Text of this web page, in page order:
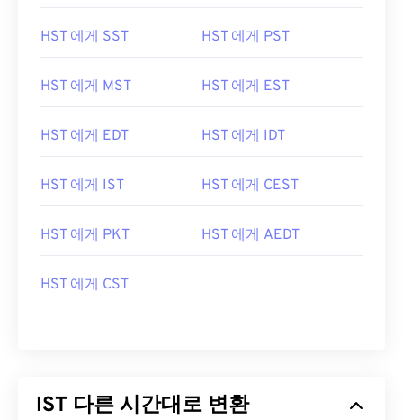
HST 에게 SST HST 에게 PST
HST 에게 MST HST 에게 EST
HST 에게 EDT HST 에게 IDT
HST 에게 IST HST 에게 CEST
HST 에게 PKT HST 에게 AEDT
HST 에게 CST
IST 다른 시간대로 변환